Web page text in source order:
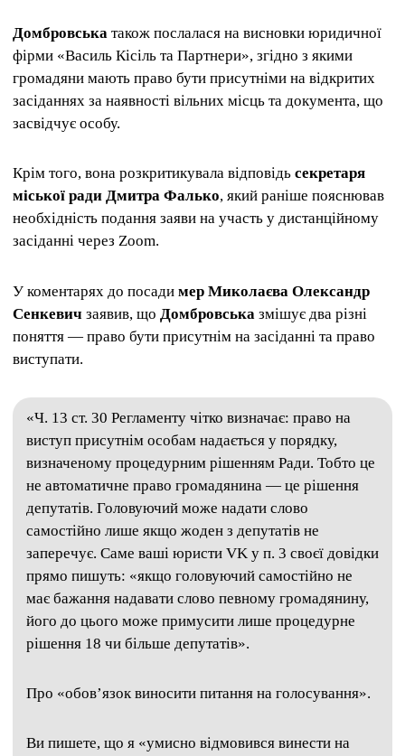
Домбровська також послалася на висновки юридичної
фірми «Василь Кісіль та Партнери», згідно з якими
громадяни мають право бути присутніми на відкритих
засіданнях за наявності вільних місць та документа, що
засвідчує особу.
Крім того, вона розкритикувала відповідь секретаря
міської ради Дмитра Фалько, який раніше пояснював
необхідність подання заяви на участь у дистанційному
засіданні через Zoom.
У коментарях до посади мер Миколаєва Олександр
Сенкевич заявив, що Домбровська змішує два різні
поняття — право бути присутнім на засіданні та право
виступати.
«Ч. 13 ст. 30 Регламенту чітко визначає: право на
виступ присутнім особам надається у порядку,
визначеному процедурним рішенням Ради. Тобто це
не автоматичне право громадянина — це рішення
депутатів. Головуючий може надати слово
самостійно лише якщо жоден з депутатів не
заперечує. Саме ваші юристи VK у п. 3 своєї довідки
прямо пишуть: «якщо головуючий самостійно не
має бажання надавати слово певному громадянину,
його до цього може примусити лише процедурне
рішення 18 чи більше депутатів».
Про «обов’язок виносити питання на голосування».
Ви пишете, що я «умисно відмовився винести на